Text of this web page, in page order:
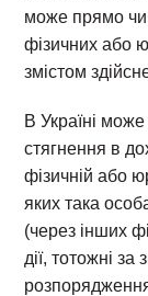
може прямо чи
фізичних або
змістом
В Україні
стягнення в
фізичній або
яких така
(через інших
дії, тотожні